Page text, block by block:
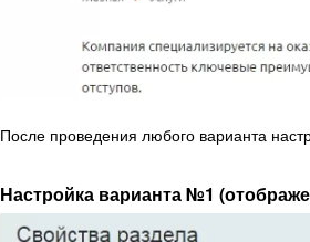
После проведения любого варианта
Настройка варианта №1